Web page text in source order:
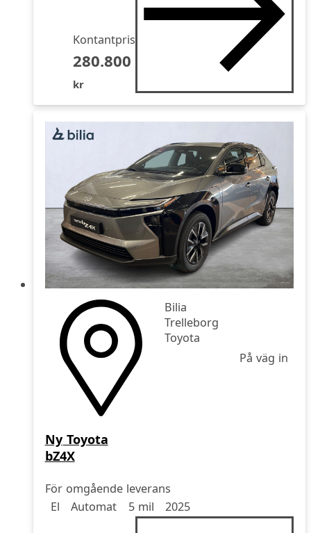
Kontantpris
280.800
kr
Bilia
Trelleborg
Toyota
På väg in
Ny Toyota
bZ4X
För omgående leverans
Drivmedel
El
Drivmedel
Automat
Miltal 5 mil
årsmodell 2025